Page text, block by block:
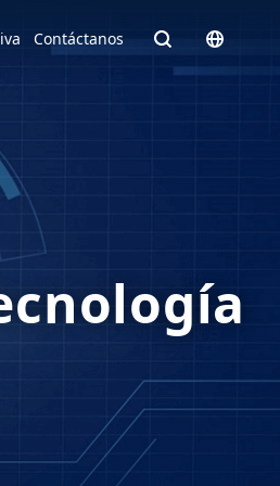
Contáctanos